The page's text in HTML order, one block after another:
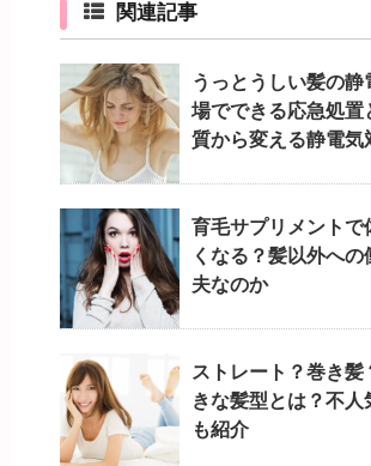
関連記事
うっとうしい髪の静
場でできる応急処置
質から変える静電気
育毛サプリメントで
くなる？髪以外への
夫なのか
ストレート？巻き髪
きな髪型とは？不人
も紹介